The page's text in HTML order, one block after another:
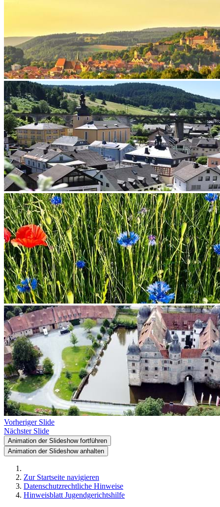
Vorheriger Slide
Nächster Slide
Animation der Slideshow fortführen
Animation der Slideshow anhalten
Zur Startseite navigieren
Datenschutzrechtliche Hinweise
Hinweisblatt Jugendgerichtshilfe